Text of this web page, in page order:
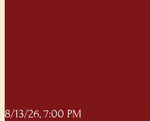
8/13/26, 7:00 PM